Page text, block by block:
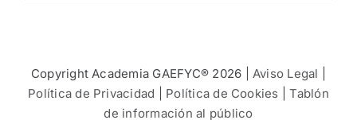
Copyright Academia GAEFYC® 2026 |Aviso Legal
Política de Privacidad
Política de Cookies |Tablón
de información al público